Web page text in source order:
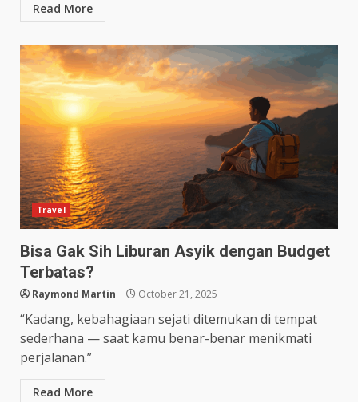
Read More
Travel
Bisa Gak Sih Liburan Asyik dengan Budget
Terbatas?
Raymond Martin October 21, 2025
“Kadang, kebahagiaan sejati ditemukan di tempat
sederhana — saat kamu benar-benar menikmati
perjalanan.”
Read More